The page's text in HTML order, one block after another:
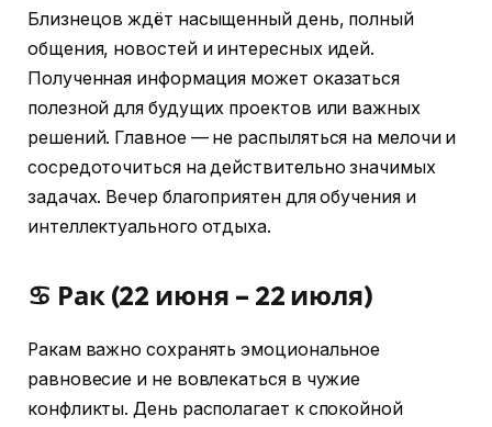
Близнецов ждёт насыщенный день, полный
общения, новостей и интересных идей.
Полученная информация может оказаться
полезной для будущих проектов или важных
решений. Главное — не распыляться на мелочи и
сосредоточиться на действительно значимых
задачах. Вечер благоприятен для обучения и
интеллектуального отдыха.
♋ Рак (22 июня – 22 июля)
Ракам важно сохранять эмоциональное
равновесие и не вовлекаться в чужие
конфликты. День располагает к спокойной